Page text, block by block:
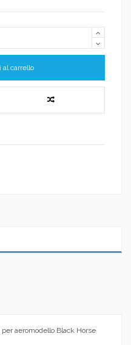
al carrello
aeromodello Black Horse